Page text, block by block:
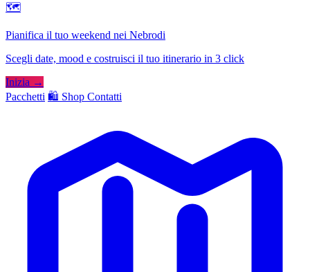
🗺
Pianifica il tuo weekend nei Nebrodi
Scegli date, mood e costruisci il tuo itinerario in 3 click
Inizia →
Pacchetti 🛍️ Shop Contatti